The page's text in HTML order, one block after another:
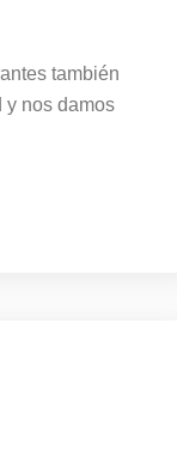
también
y nos damos